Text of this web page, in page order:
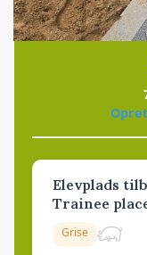
Elevplads
Trainee
Grise